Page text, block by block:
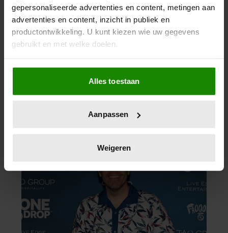
gepersonaliseerde advertenties en content, metingen aan
advertenties en content, inzicht in publiek en
productontwikkeling. U kunt kiezen wie uw gegevens
gebruikt en met welke doelen.
Als u het toestaat, willen we ook graag:
Informatie verzamelen over uw geografische
locatie, die tot een paar meter nauwkeurig kan zijn
scannen op specifieke eigenschappen (fingerprinting)
verwerkt en stel uw voorkeuren in het
intrekken in de Cookieverklaring.
We gebruiken cookies om content en advertenties te
personaliseren, om functies voor social media te bieden
en om ons websiteverkeer te analyseren. Ook delen we
informatie over uw gebruik van onze site met onze
Alles toestaan
Aanpassen
Weigeren